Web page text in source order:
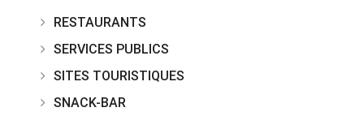
RESTAURANTS
SERVICES PUBLICS
SITES TOURISTIQUES
SNACK-BAR